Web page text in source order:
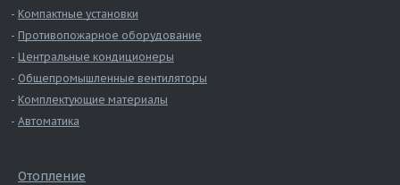
Компактные установки
Противопожарное оборудование
Центральные кондиционеры
Общепромышленные вентиляторы
Комплектующие материалы
Автоматика
Отопление